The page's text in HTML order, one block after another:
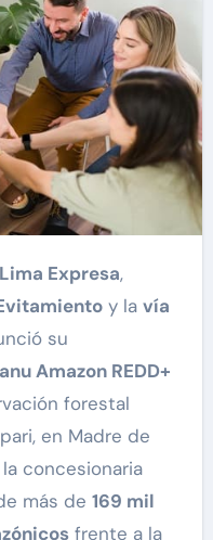
Lima Expresa,
y la vía
su
Amazon REDD+
forestal
en Madre de
concesionaria
más de 169 mil
frente a la